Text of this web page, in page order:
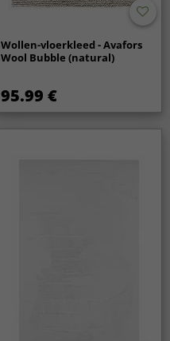
Wollen-vloerkleed - Avafors
Wool Bubble (natural)
95.99 €